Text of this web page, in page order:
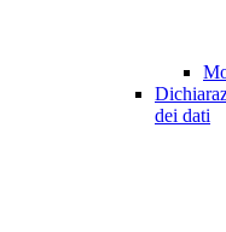
dei dati